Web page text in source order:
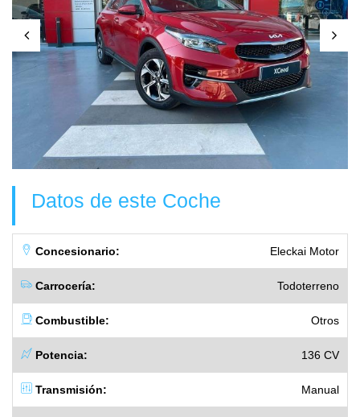
Datos de este Coche
Concesionario: Eleckai Motor
Carrocería: Todoterreno
Combustible: Otros
Potencia: 136 CV
Transmisión: Manual